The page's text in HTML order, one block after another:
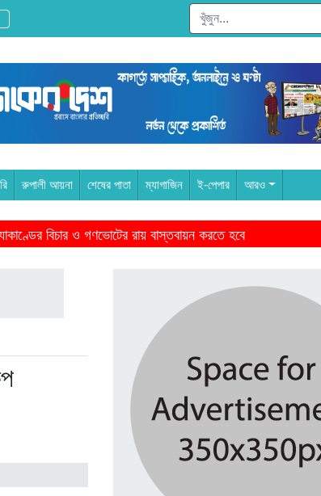
রুপালী আয়না শেষের পাতা ম্যাগাজিন ই-পেপার আরও
বিচার ও গণভোটের রায় বাস্তবায়ন করতে হবে
অনেক পরিবার এখনো তাঁদের স্বজন হারানোর বেদনা বয়ে বেড়াচ্ছে
হলে সাংস্কৃতিক লড়াইয়ে জিততে হবে